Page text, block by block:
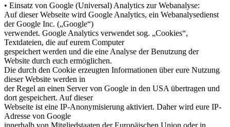
• Einsatz von Google (Universal) Analytics zur Webanalyse:
Auf dieser Webseite wird Google Analytics, ein Webanalysedienst
der Google Inc. („Google“)
verwendet. Google Analytics verwendet sog. „Cookies“,
Textdateien, die auf eurem Computer
gespeichert werden und die eine Analyse der Benutzung der
Website durch euch ermöglichen.
Die durch den Cookie erzeugten Informationen über eure Nutzung
dieser Website werden in
der Regel an einen Server von Google in den USA übertragen und
dort gespeichert. Auf dieser
Webseite ist eine IP-Anonymisierung aktiviert. Daher wird eure IP-
Adresse von Google
innerhalb von Mitgliedstaaten der Europäischen Union oder in